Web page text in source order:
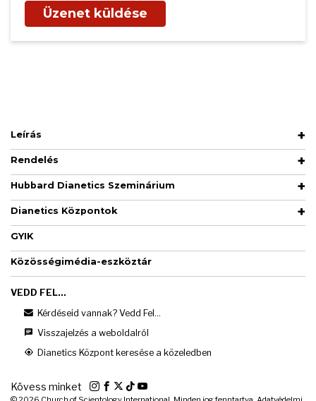
Üzenet küldése
Leírás
Rendelés
Hubbard Dianetics Szeminárium
Dianetics Központok
GYIK
Közösségimédia-eszköztár
VEDD FEL...
Kérdéseid vannak? Vedd Fel...
Visszajelzés a weboldalról
Dianetics Központ keresése a közeledben
Kövess minket